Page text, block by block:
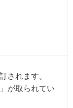
されます。
が取られてい